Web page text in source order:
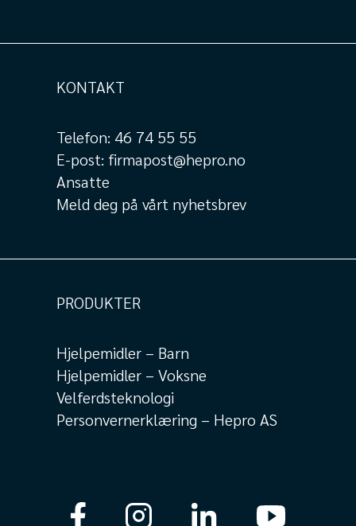
KONTAKT
Telefon: 46 74 55 55
E-post: firmapost@hepro.no
Ansatte
Meld deg på vårt nyhetsbrev
PRODUKTER
Hjelpemidler – Barn
Hjelpemidler – Voksne
Velferdsteknologi
Personvernerklæring – Hepro AS